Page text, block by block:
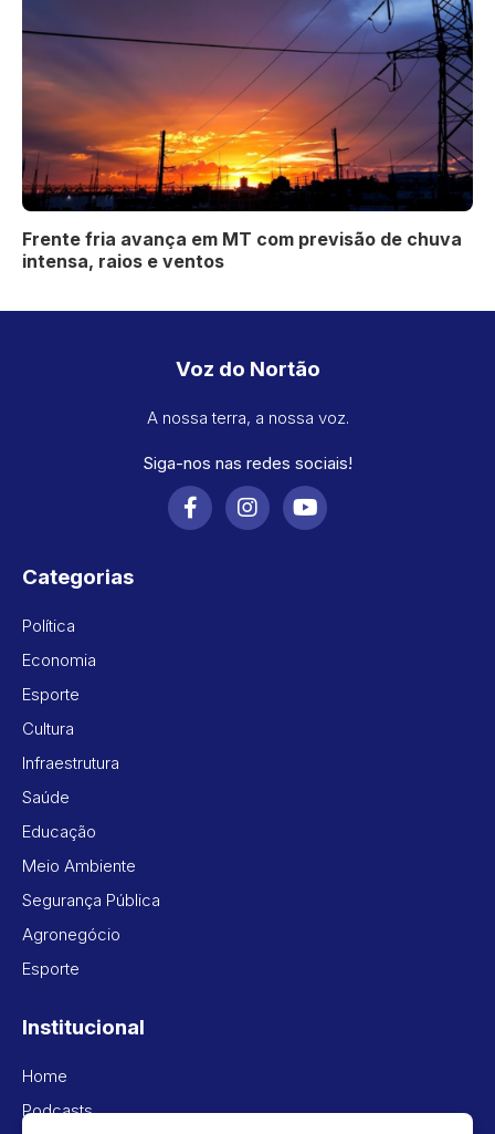
Frente fria avança em MT com previsão de chuva
intensa, raios e ventos
Voz do Nortão
A nossa terra, a nossa voz.
Siga-nos nas redes sociais!
Categorias
Política
Economia
Esporte
Cultura
Infraestrutura
Saúde
Educação
Meio Ambiente
Segurança Pública
Agronegócio
Esporte
Institucional
Home
Podcasts